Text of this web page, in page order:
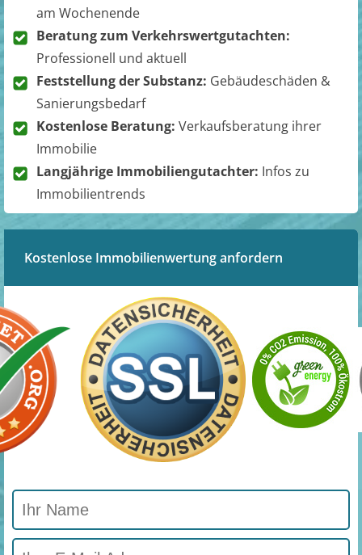
am Wochenende
Beratung zum Verkehrswertgutachten:
Professionell und aktuell
Feststellung der Substanz: Gebäudeschäden &
Sanierungsbedarf
Kostenlose Beratung: Verkaufsberatung ihrer
Immobilie
Langjährige Immobiliengutachter: Infos zu
Immobilientrends
Kostenlose Immobilienwertung anfordern